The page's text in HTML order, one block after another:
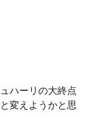
ハーリの大終点
変えようかと思